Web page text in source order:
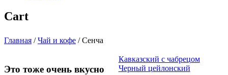
Cart
Главная / Чай и кофе /Сенча
Кавказский с чабрецом
Черный цейлонский
Это тоже очень вкусно